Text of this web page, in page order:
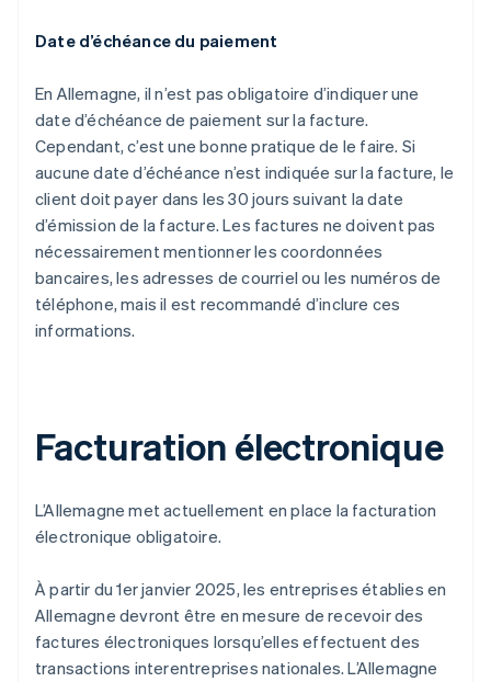
Date d’échéance du paiement
En Allemagne, il n’est pas obligatoire d’indiquer une
date d’échéance de paiement sur la facture.
Cependant, c’est une bonne pratique de le faire. Si
aucune date d’échéance n’est indiquée sur la facture, le
client doit payer dans les 30 jours suivant la date
d’émission de la facture. Les factures ne doivent pas
nécessairement mentionner les coordonnées
bancaires, les adresses de courriel ou les numéros de
téléphone, mais il est recommandé d’inclure ces
informations.
Facturation électronique
L’Allemagne met actuellement en place la facturation
électronique obligatoire.
À partir du 1er janvier 2025, les entreprises établies en
Allemagne devront être en mesure de recevoir des
factures électroniques lorsqu’elles effectuent des
transactions interentreprises nationales. L’Allemagne